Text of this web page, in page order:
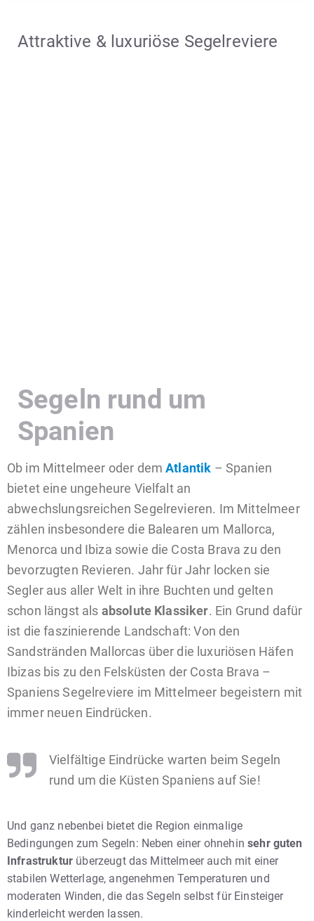
Attraktive & luxuriöse Segelreviere
Segeln rund um
Spanien
Ob im Mittelmeer oder demAtlantik – Spanien
bietet eine ungeheure Vielfalt an
abwechslungsreichen Segelrevieren. Im Mittelmeer
zählen insbesondere die Balearen um Mallorca,
Menorca und Ibiza sowie die Costa Brava zu den
bevorzugten Revieren. Jahr für Jahr locken sie
Segler aus aller Welt in ihre Buchten und gelten
schon längst als absolute Klassiker. Ein Grund dafür
ist die faszinierende Landschaft: Von den
Sandstränden Mallorcas über die luxuriösen Häfen
Ibizas bis zu den Felsküsten der Costa Brava –
Spaniens Segelreviere im Mittelmeer begeistern mit
immer neuen Eindrücken.
Vielfältige Eindrücke warten beim Segeln
rund um die Küsten Spaniens auf Sie!
Und ganz nebenbei bietet die Region einmalige
Bedingungen zum Segeln: Neben einer ohnehin sehr guten
Infrastruktur überzeugt das Mittelmeer auch mit einer
stabilen Wetterlage, angenehmen Temperaturen und
moderaten Winden, die das Segeln selbst für Einsteiger
kinderleicht werden lassen.